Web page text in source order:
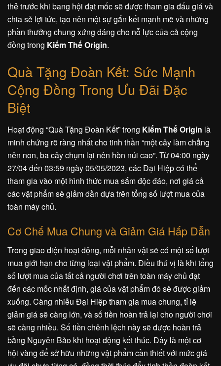
thẻ trước khi bang hội đạt mốc sẽ được tham gia đấu giá và
chia sẻ lợi tức, tạo nên một sự gắn kết mạnh mẽ và những
phần thưởng chung xứng đáng cho nỗ lực của cả cộng
đồng trong Kiếm Thế Origin.
Quà Tặng Đoàn Kết: Sức Mạnh
Cộng Đồng Trong Ưu Đãi Đặc
Biệt
Hoạt động “Quà Tặng Đoàn Kết” trong Kiếm Thế Origin là
minh chứng rõ ràng nhất cho tinh thần “một cây làm chẳng
nên non, ba cây chụm lại nên hòn núi cao”. Từ 04:00 ngày
27/04 đến 03:59 ngày 05/05/2023, các Đại Hiệp có thể
tham gia vào một hình thức mua sắm độc đáo, nơi giá cả
các vật phẩm sẽ giảm dần dựa trên tổng số lượt mua của
toàn máy chủ.
Cơ Chế Mua Chung và Giảm Giá Hấp Dẫn
Trong giao diện hoạt động, mỗi nhân vật sẽ có một số lượt
mua giới hạn cho từng loại vật phẩm. Điều thú vị là khi tổng
số lượt mua của tất cả người chơi trên toàn máy chủ đạt
đến các mốc nhất định, giá của vật phẩm đó sẽ được giảm
xuống. Càng nhiều Đại Hiệp tham gia mua chung, tỉ lệ
giảm giá sẽ càng lớn, và số tiền hoàn trả lại cho người chơi
sẽ càng nhiều. Số tiền chênh lệch này sẽ được hoàn trả
bằng Nguyên Bảo khi hoạt động kết thúc. Đây là một cơ
hội vàng để sở hữu những vật phẩm cần thiết với mức giá